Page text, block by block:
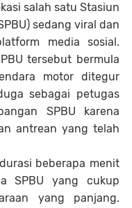
salah satu Stasiun
sedang viral dan
media sosial.
tersebut bermula
motor ditegur
sebagai petugas
SPBU karena
antrean yang telah
beberapa menit
SPBU yang cukup
yang panjang.